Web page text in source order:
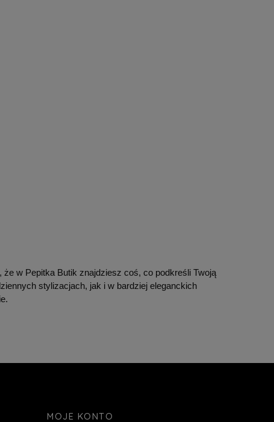
w Pepitka Butik znajdziesz coś, co podkreśli Twoją
stylizacjach, jak i w bardziej eleganckich
MOJE KONTO